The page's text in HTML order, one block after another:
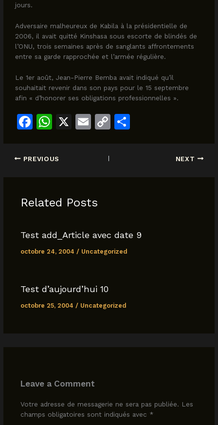
jours.
Adversaire malheureux de Kabila à la présidentielle de
2006, il avait quitté Kinshasa sous escorte de blindés de
l’ONU, trois semaines après de sanglants affrontements
entre sa garde rapprochée et l’armée régulière.
Le 1er août, Jean-Pierre Bemba avait indiqué qu’il
souhaitait revenir dans son pays pour le 15 septembre
afin « d’honorer ses obligations professionnelles ».
F
c
o
k
W
at
p
X
E
C
PREVIOUS NEXT
Related Posts
Test add_Article avec date 9
octobre 24, 2004 / Uncategorized
Test d’aujourd’hui 10
octobre 25, 2004 / Uncategorized
Leave a Comment
Votre adresse de messagerie ne sera pas publiée. Les
champs obligatoires sont indiqués avec *